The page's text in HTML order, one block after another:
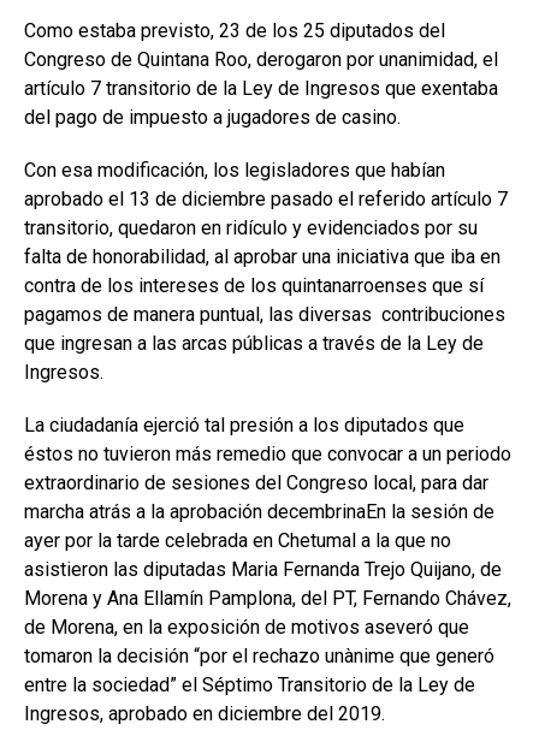
Como estaba previsto, 23 de los 25 diputados del
Congreso de Quintana Roo, derogaron por unanimidad, el
artículo 7 transitorio de la Ley de Ingresos que exentaba
del pago de impuesto a jugadores de casino.
Con esa modificación, los legisladores que habían
aprobado el 13 de diciembre pasado el referido artículo 7
transitorio, quedaron en ridículo y evidenciados por su
falta de honorabilidad, al aprobar una iniciativa que iba en
contra de los intereses de los quintanarroenses que sí
pagamos de manera puntual, las diversas contribuciones
que ingresan a las arcas públicas a través de la Ley de
Ingresos.
La ciudadanía ejerció tal presión a los diputados que
éstos no tuvieron más remedio que convocar a un periodo
extraordinario de sesiones del Congreso local, para dar
marcha atrás a la aprobación decembrinaEn la sesión de
ayer por la tarde celebrada en Chetumal a la que no
asistieron las diputadas Maria Fernanda Trejo Quijano, de
Morena y Ana Ellamín Pamplona, del PT, Fernando Chávez,
de Morena, en la exposición de motivos aseveró que
tomaron la decisión “por el rechazo unànime que generó
entre la sociedad” el Séptimo Transitorio de la Ley de
Ingresos, aprobado en diciembre del 2019.